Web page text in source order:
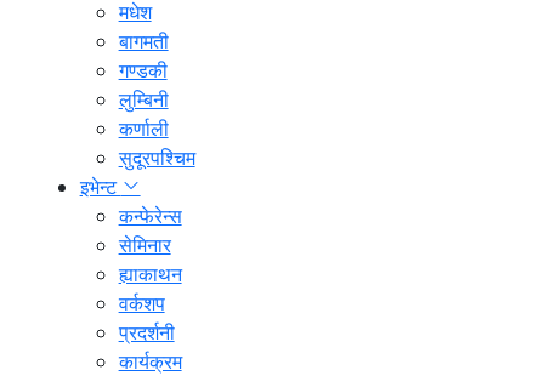
मधेश
बागमती
गण्डकी
लुम्बिनी
कर्णाली
सुदूरपश्चिम
इभेन्ट
कन्फेरेन्स
सेमिनार
ह्याकाथन
वर्कशप
प्रदर्शनी
कार्यक्रम